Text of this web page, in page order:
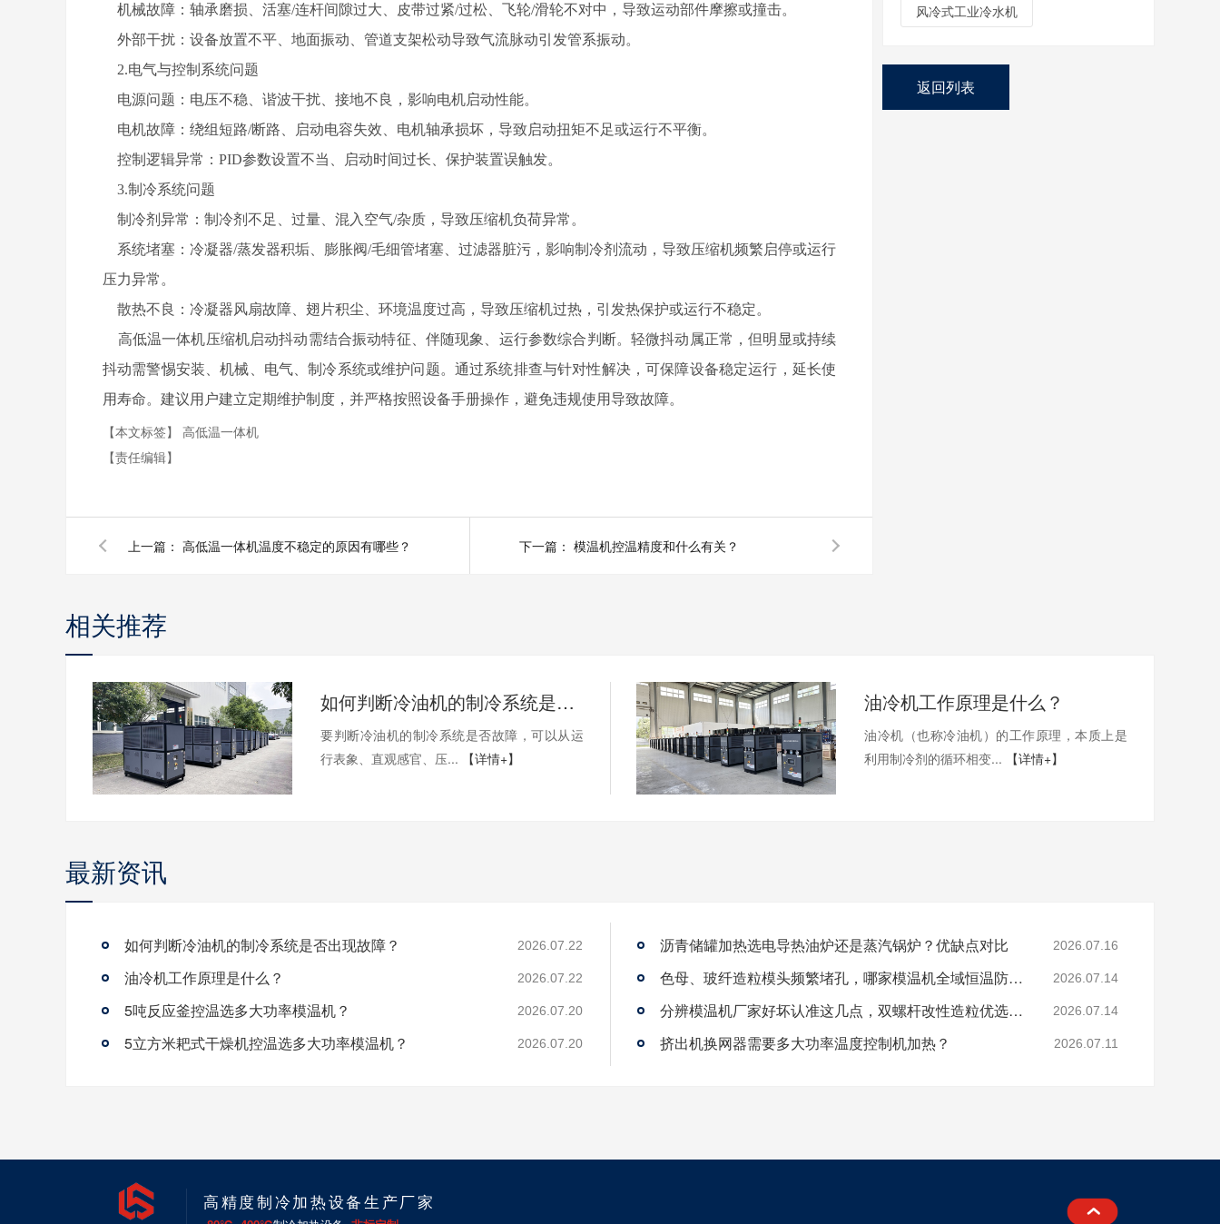
机械故障：轴承磨损、活塞/连杆间隙过大、皮带过紧/过松、飞轮/滑轮不对中，导致运动部件摩擦或撞击。
外部干扰：设备放置不平、地面振动、管道支架松动导致气流脉动引发管系振动。
2.电气与控制系统问题
电源问题：电压不稳、谐波干扰、接地不良，影响电机启动性能。
电机故障：绕组短路/断路、启动电容失效、电机轴承损坏，导致启动扭矩不足或运行不平衡。
控制逻辑异常：PID参数设置不当、启动时间过长、保护装置误触发。
3.制冷系统问题
制冷剂异常：制冷剂不足、过量、混入空气/杂质，导致压缩机负荷异常。
系统堵塞：冷凝器/蒸发器积垢、膨胀阀/毛细管堵塞、过滤器脏污，影响制冷剂流动，导致压缩机频繁启停或运行
压力异常。
散热不良：冷凝器风扇故障、翅片积尘、环境温度过高，导致压缩机过热，引发热保护或运行不稳定。
高低温一体机压缩机启动抖动需结合振动特征、伴随现象、运行参数综合判断。轻微抖动属正常，但明显或持续
抖动需警惕安装、机械、电气、制冷系统或维护问题。通过系统排查与针对性解决，可保障设备稳定运行，延长使
用寿命。建议用户建立定期维护制度，并严格按照设备手册操作，避免违规使用导致故障。
【本文标签】 高低温一体机
【责任编辑】
上一篇： 高低温一体机温度不稳定的原因有哪些？ 下一篇： 模温机控温精度和什么有关？
风冷式工业冷水机
返回列表
相关推荐
如何判断冷油机的制冷系统是否出现故障？
要判断冷油机的制冷系统是否故障，可以从运
行表象、直观感官、压...
【详情+】
油冷机工作原理是什么？
油冷机（也称冷油机）的工作原理，本质上是
利用制冷剂的循环相变...
【详情+】
最新资讯
如何判断冷油机的制冷系统是否出现故障？ 2026.07.22
油冷机工作原理是什么？ 2026.07.22
5吨反应釜控温选多大功率模温机？ 2026.07.20
5立方米耙式干燥机控温选多大功率模温机？ 2026.07.20
沥青储罐加热选电导热油炉还是蒸汽锅炉？优缺点对比 2026.07.16
色母、玻纤造粒模头频繁堵孔，哪家模温机全域恒温防积碳？ 2026.07.14
分辨模温机厂家好坏认准这几点，双螺杆改性造粒优选珞石机械 2026.07.14
挤出机换网器需要多大功率温度控制机加热？ 2026.07.11
高精度制冷加热设备生产厂家